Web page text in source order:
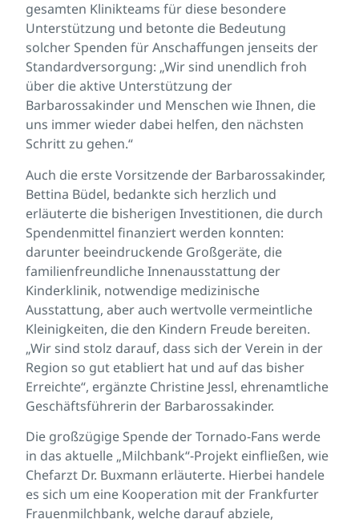
gesamten Klinikteams für diese besondere
Unterstützung und betonte die Bedeutung
solcher Spenden für Anschaffungen jenseits der
Standardversorgung: „Wir sind unendlich froh
über die aktive Unterstützung der
Barbarossakinder und Menschen wie Ihnen, die
uns immer wieder dabei helfen, den nächsten
Schritt zu gehen.“
Auch die erste Vorsitzende der Barbarossakinder,
Bettina Büdel, bedankte sich herzlich und
erläuterte die bisherigen Investitionen, die durch
Spendenmittel finanziert werden konnten:
darunter beeindruckende Großgeräte, die
familienfreundliche Innenausstattung der
Kinderklinik, notwendige medizinische
Ausstattung, aber auch wertvolle vermeintliche
Kleinigkeiten, die den Kindern Freude bereiten.
„Wir sind stolz darauf, dass sich der Verein in der
Region so gut etabliert hat und auf das bisher
Erreichte“, ergänzte Christine Jessl, ehrenamtliche
Geschäftsführerin der Barbarossakinder.
Die großzügige Spende der Tornado-Fans werde
in das aktuelle „Milchbank“-Projekt einfließen, wie
Chefarzt Dr. Buxmann erläuterte. Hierbei handele
es sich um eine Kooperation mit der Frankfurter
Frauenmilchbank, welche darauf abziele,